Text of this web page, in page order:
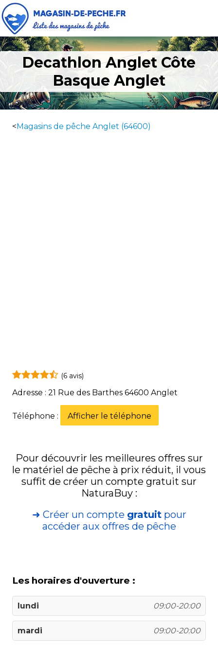
Decathlon Anglet Côte
Basque Anglet
<Magasins de pêche Anglet (64600)
(6 avis)
Adresse : 21 Rue des Barthes 64600 Anglet
Téléphone : Afficher le téléphone
Pour découvrir les meilleures offres sur
le matériel de pêche à prix réduit, il vous
suffit de créer un compte gratuit sur
NaturaBuy :
➜ Créer un compte gratuitpour
accéder aux offres de pêche
Les horaires d'ouverture :
lundi 09:00-20:00
mardi 09:00-20:00